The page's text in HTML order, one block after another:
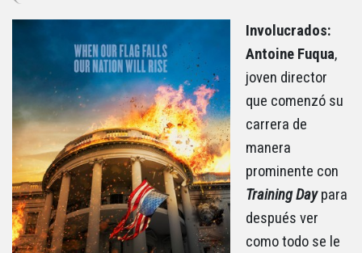
Involucrados:
Antoine Fuqua,
joven director
que comenzó su
carrera de
manera
prominente con
Training Daypara
después ver
como todo se le